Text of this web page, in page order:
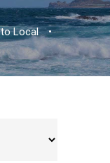
Local •